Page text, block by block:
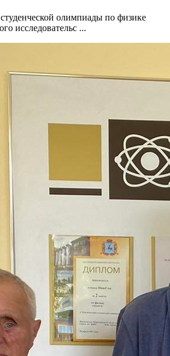
олимпиады по физике
исследовательс ...